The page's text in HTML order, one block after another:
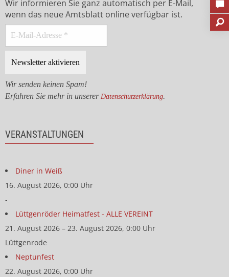
Wir informieren Sie ganz automatisch per E-Mail,
wenn das neue Amtsblatt online verfügbar ist.
Wir senden keinen Spam!
Erfahren Sie mehr in unserer Datenschutzerklärung.
VERANSTALTUNGEN
Diner in Weiß
16. August 2026, 0:00 Uhr
-
Lüttgenröder Heimatfest - ALLE VEREINT
21. August 2026 – 23. August 2026, 0:00 Uhr
Lüttgenrode
Neptunfest
22. August 2026, 0:00 Uhr